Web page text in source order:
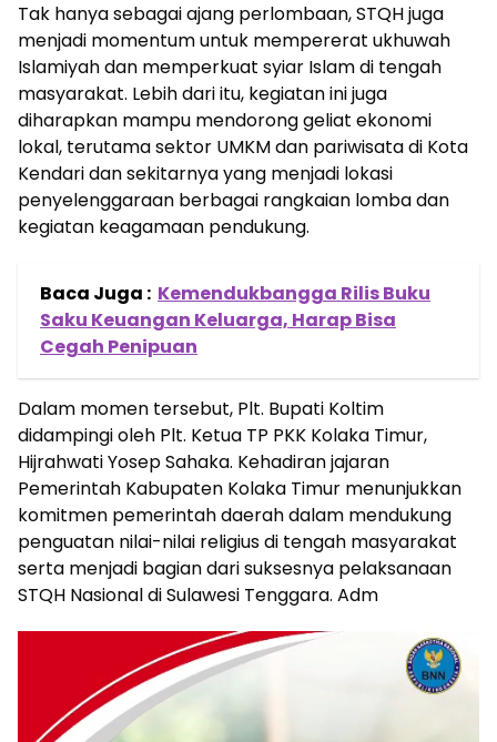
Tak hanya sebagai ajang perlombaan, STQH juga
menjadi momentum untuk mempererat ukhuwah
Islamiyah dan memperkuat syiar Islam di tengah
masyarakat. Lebih dari itu, kegiatan ini juga
diharapkan mampu mendorong geliat ekonomi
lokal, terutama sektor UMKM dan pariwisata di Kota
Kendari dan sekitarnya yang menjadi lokasi
penyelenggaraan berbagai rangkaian lomba dan
kegiatan keagamaan pendukung.
Baca Juga : Kemendukbangga Rilis Buku
Saku Keuangan Keluarga, Harap Bisa
Cegah Penipuan
Dalam momen tersebut, Plt. Bupati Koltim
didampingi oleh Plt. Ketua TP PKK Kolaka Timur,
Hijrahwati Yosep Sahaka. Kehadiran jajaran
Pemerintah Kabupaten Kolaka Timur menunjukkan
komitmen pemerintah daerah dalam mendukung
penguatan nilai-nilai religius di tengah masyarakat
serta menjadi bagian dari suksesnya pelaksanaan
STQH Nasional di Sulawesi Tenggara. Adm